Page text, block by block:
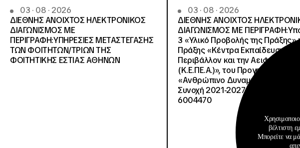
03 · 08 · 2026
ΔΙΕΘΝΗΣ ΑΝΟΙΧΤΟΣ ΗΛΕΚΤΡΟΝΙΚΟΣ
ΔΙΑΓΩΝΙΣΜΟΣ ΜΕ
ΠΕΡΙΓΡΑΦΗ:ΥΠΗΡΕΣΙΕΣ METAΣΤΕΓΑΣΗΣ
ΤΩΝ ΦΟΙΤΗΤΩΝ/ΤΡΙΩΝ ΤΗΣ
ΦΟΙΤΗΤΙΚΗΣ ΕΣΤΙΑΣ ΑΘΗΝΩΝ
03 · 08 · 2026
ΔΙΕΘΝΗΣ ΑΝΟΙΧΤΟΣ
ΔΙΑΓΩΝΙΣΜΟΣ ΜΕ
3 «Υλικό Προβολής της Πράξης»
Πράξης «Κέντρα Εκπαίδευσης για
Περιβάλλον και την Αειφορία
(Κ.Ε.ΠΕ.Α.)», του Προγράμματος
«Ανθρώπινο Δυναμικό και
Συνοχή 2021-2027», με κωδικό
6004470
βέλτιστη
Μπορείτε να